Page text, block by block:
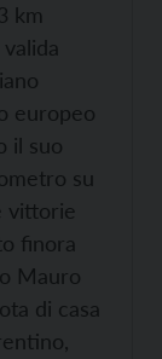
km
europeo
il suo
su
vittorie
finora
Mauro
di casa